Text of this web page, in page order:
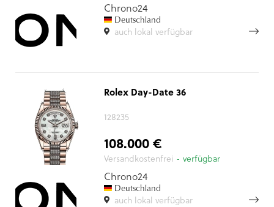
Chrono24
Deutschland
auch lokal verfügbar
Rolex Day-Date 36
128235
108.000 €
Versandkostenfrei - verfügbar
Chrono24
Deutschland
auch lokal verfügbar